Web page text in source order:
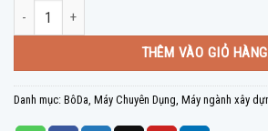
Súng khò nhiệt cầm tay BODA HG2-0.5 số lượng
THÊM VÀO GIỎ HÀNG
Danh mục: BôDa, Máy Chuyên Dụng, Máy ngành xây